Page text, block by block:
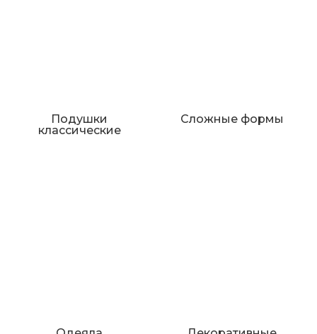
Подушки
классические
Сложные формы